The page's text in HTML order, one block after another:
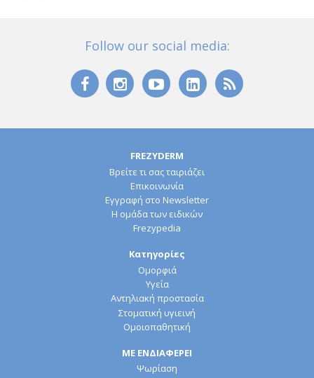
Follow our social media:
FREZYDERM
Βρείτε τι σας ταιριάζει
Επικοινωνία
Εγγραφή στο Newsletter
Η ομάδα των ειδικών
Frezypedia
Κατηγορίες
Ομορφιά
Υγεία
Αντηλιακή προστασία
Στοματική υγιεινή
Ομοιοπαθητική
ΜΕ ΕΝΔΙΑΦΕΡΕΙ
Ψωρίαση